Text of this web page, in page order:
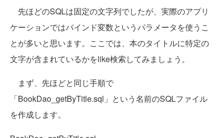
先ほどのSQLは固定の文字列でしたが、実際のアプリ
ケーションではバインド変数というパラメータを使うこ
とが多いと思います。ここでは、本のタイトルに特定の
文字が含まれているかをlike検索してみましょう。
まず、先ほどと同じ手順で
「BookDao_getByTitle.sql」という名前のSQLファイル
を作成します。